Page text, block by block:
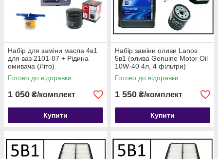
Набір для заміни масла 4в1
для ваз 2101-07 + Рідина
омивача (Літо)
Готово до відправки
1 050 ₴/комплект
Купити
Набір заміни оливи Lanos
5в1 (олива Genuine Motor Oil
10W-40 4л, 4 фільтри)
Готово до відправки
1 550 ₴/комплект
Купити